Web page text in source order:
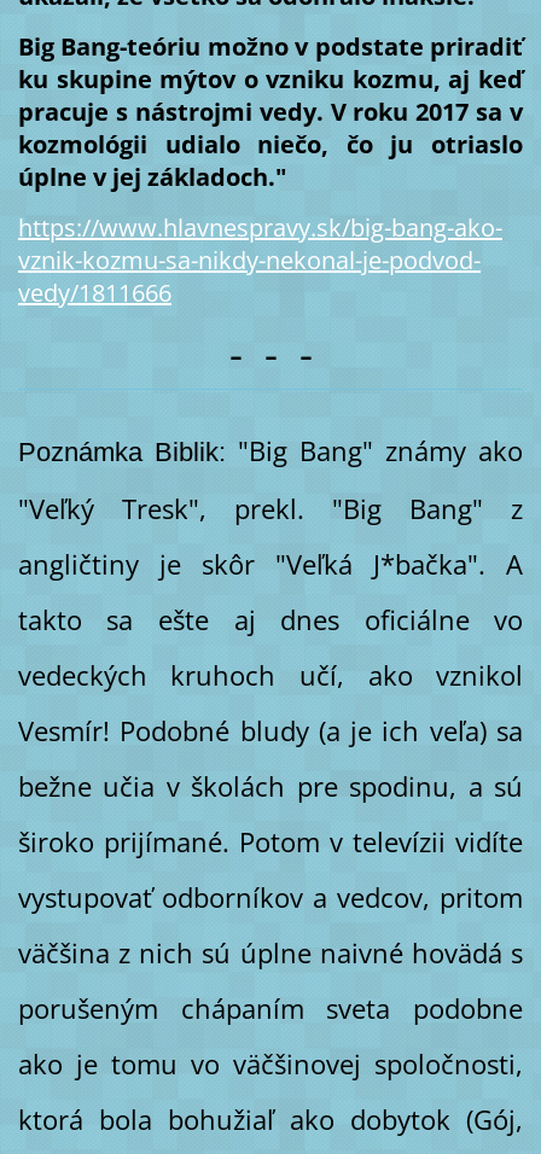
Big Bang-teóriu možno v podstate priradiť
ku skupine mýtov o vzniku kozmu, aj keď
pracuje s nástrojmi vedy. V roku 2017 sa v
kozmológii udialo niečo, čo ju otriaslo
úplne v jej základoch."
https://www.hlavnespravy.sk/big-bang-ako-
vznik-kozmu-sa-nikdy-nekonal-je-podvod-
vedy/1811666
- - -
Poznámka Biblik: "Big Bang" známy ako
"Veľký Tresk", prekl. "Big Bang" z
angličtiny je skôr "Veľká J*bačka". A
takto sa ešte aj dnes oficiálne vo
vedeckých kruhoch učí, ako vznikol
Vesmír! Podobné bludy (a je ich veľa) sa
bežne učia v školách pre spodinu, a sú
široko prijímané. Potom v televízii vidíte
vystupovať odborníkov a vedcov, pritom
väčšina z nich sú úplne naivné hovädá s
porušeným chápaním sveta podobne
ako je tomu vo väčšinovej spoločnosti,
ktorá bola bohužiaľ ako dobytok (Gój,